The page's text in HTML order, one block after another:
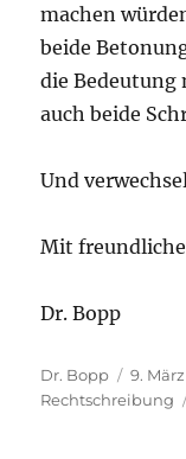
machen
beide
die Bedeutung
auch beide
Und
Mit
Dr. Bopp
Autor
Dr. Bopp
am
9.
Rechtschreibung